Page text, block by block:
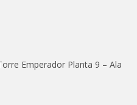
Emperador Planta 9 – Ala